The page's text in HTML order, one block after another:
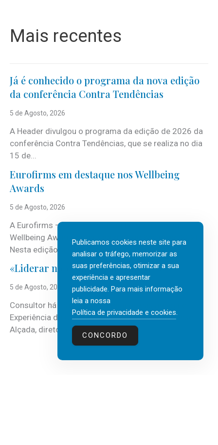
Mais recentes
Já é conhecido o programa da nova edição
da conferência Contra Tendências
5 de Agosto, 2026
A Header divulgou o programa da edição de 2026 da
conferência Contra Tendências, que se realiza no dia
15 de...
Eurofirms em destaque nos Wellbeing
Awards
5 de Agosto, 2026
A Eurofirms – People first está de regresso aos
Wellbeing Awards, integrando o Top Wellbeing 2026.
Nesta edição, a multinacional...
«Liderar não é um talento místico.»
5 de Agosto, 2026
Consultor há mais de três décadas nas áreas de
Experiência do Cliente, Vendas e Liderança, Manuel
Alçada, diretor executivo da...
Publicamos cookies neste site para
analisar o tráfego, memorizar as
suas preferências, otimizar a sua
experiência e apresentar
publicidade. Para mais informação
leia a nossa
Política de privacidade e cookies.
CONCORDO